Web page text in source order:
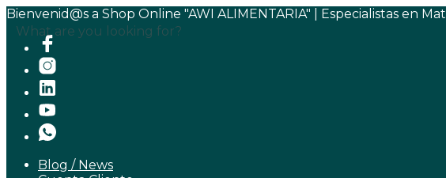
Bienvenid@s a Shop Online "AWI ALIMENTARIA" | Especialistas en
Blog / News
What are you looking for?